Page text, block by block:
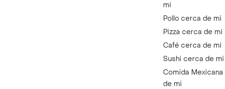
mi
Pollo cerca de mi
Pizza cerca de mi
Café cerca de mi
Sushi cerca de mi
Comida
de mi